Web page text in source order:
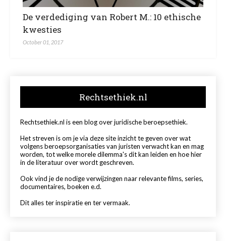
De verdediging van Robert M.: 10 ethische
kwesties
October 01, 2017
Rechtsethiek.nl
Rechtsethiek.nl is een blog over juridische beroepsethiek.
Het streven is om je via deze site inzicht te geven over wat
volgens beroepsorganisaties van juristen verwacht kan en mag
worden, tot welke morele dilemma's dit kan leiden en hoe hier
in de literatuur over wordt geschreven.
Ook vind je de nodige verwijzingen naar relevante films, series,
documentaires, boeken e.d.
Dit alles ter inspiratie en ter vermaak.